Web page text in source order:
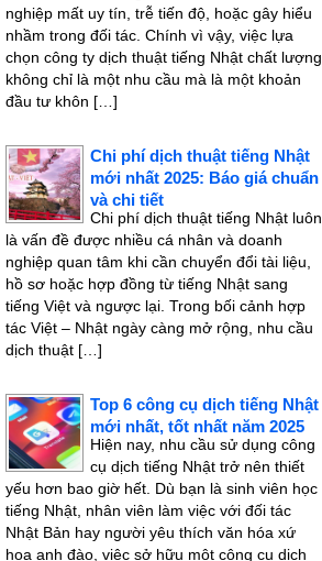
nghiệp mất uy tín, trễ tiến độ, hoặc gây hiểu
nhầm trong đối tác. Chính vì vậy, việc lựa
chọn công ty dịch thuật tiếng Nhật chất lượng
không chỉ là một nhu cầu mà là một khoản
đầu tư khôn […]
Chi phí dịch thuật tiếng Nhật
mới nhất 2025: Báo giá chuẩn
và chi tiết
Chi phí dịch thuật tiếng Nhật luôn
là vấn đề được nhiều cá nhân và doanh
nghiệp quan tâm khi cần chuyển đổi tài liệu,
hồ sơ hoặc hợp đồng từ tiếng Nhật sang
tiếng Việt và ngược lại. Trong bối cảnh hợp
tác Việt – Nhật ngày càng mở rộng, nhu cầu
dịch thuật […]
Top 6 công cụ dịch tiếng Nhật
mới nhất, tốt nhất năm 2025
Hiện nay, nhu cầu sử dụng công
cụ dịch tiếng Nhật trở nên thiết
yếu hơn bao giờ hết. Dù bạn là sinh viên học
tiếng Nhật, nhân viên làm việc với đối tác
Nhật Bản hay người yêu thích văn hóa xứ
hoa anh đào, việc sở hữu một công cụ dịch